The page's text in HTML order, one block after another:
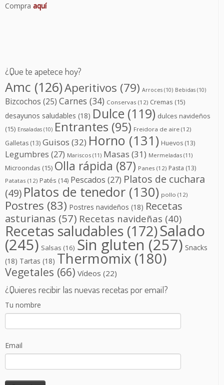
Compra aquí
¿Que te apetece hoy?
Amc (126)Aperitivos (79) Arroces (10) Bebidas (10)
Bizcochos (25) Carnes (34) Conservas (12) Cremas (15)
desayunos saludables (18) Dulce (119) dulces navideños
(15) Ensaladas (10) Entrantes (95) Freidora de aire (12)
Galletas (13) Guisos (32) Horno (131) Huevos (13)
Legumbres (27) Mariscos (11) Masas (31) Mermeladas (11)
Microondas (15) Olla rápida (87) Panes (12) Pasta (13)
Patatas (12) Patés (14) Pescados (27) Platos de cuchara
(49) Platos de tenedor (130) pollo (12)
Postres (83) Postres navideños (18) Recetas
asturianas (57) Recetas navideñas (40)
Recetas saludables (172)Salado
(245) Salsas (16) Sin gluten (257) Snacks
(18) Tartas (18) Thermomix (180)
Vegetales (66) Vídeos (22)
¿Quieres recibir las nuevas recetas por email?
Tu nombre
Email